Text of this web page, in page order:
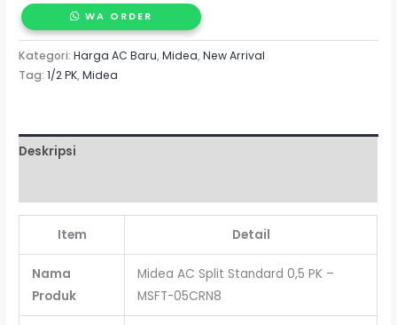
WA ORDER
Kategori:Harga AC Baru,Midea,New Arrival
Tag:1/2 PK,Midea
Deskripsi
Item Detail
Nama
Produk
Midea AC Split Standard 0,5 PK –
MSFT-05CRN8